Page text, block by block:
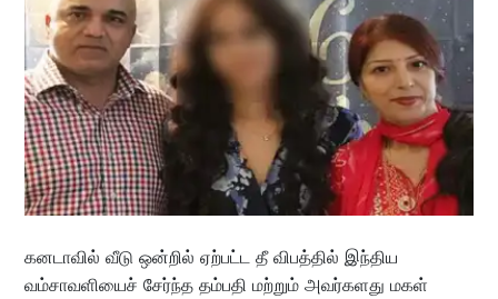
கனடாவில் வீடு ஒன்றில் ஏற்பட்ட தீ விபத்தில் இந்திய
வம்சாவளியைச் சேர்ந்த தம்பதி மற்றும் அவர்களது மகள்